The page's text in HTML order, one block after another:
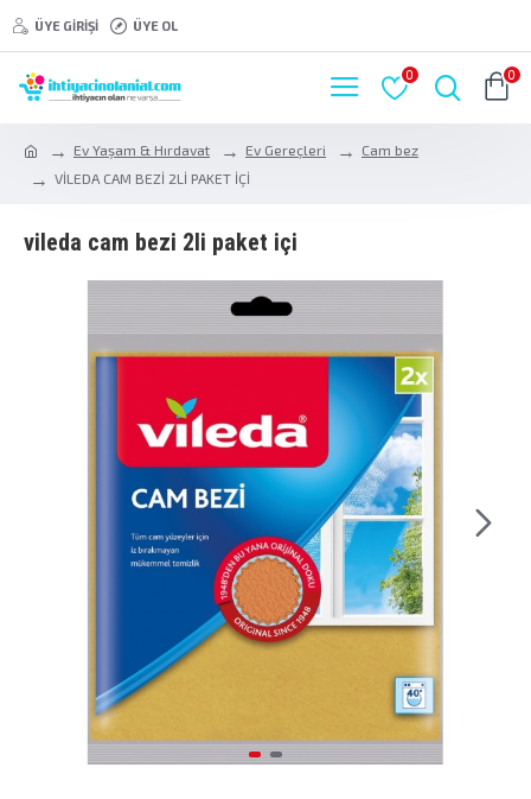
ÜYE GIRIŞI ÜYE OL
0 0
Ev Yaşam & Hırdavat Ev Gereçleri
Cam bez
VİLEDA CAM BEZİ 2Lİ PAKET İÇİ
vi̇leda cam bezi̇ 2li̇ paket i̇çi̇